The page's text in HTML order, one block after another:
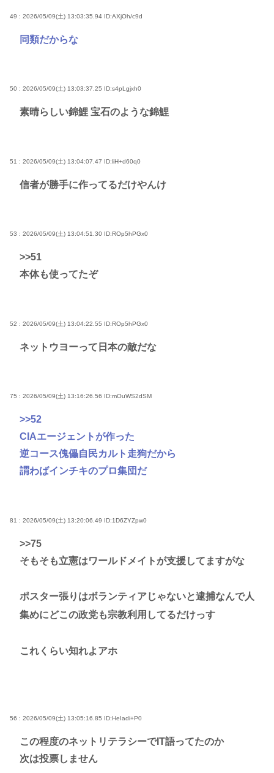
49 : 2026/05/09(土) 13:03:35.94 ID:AXjOh/c9d
同類だからな
50 : 2026/05/09(土) 13:03:37.25 ID:s4pLgjxh0
素晴らしい錦鯉 宝石のような錦鯉
51 : 2026/05/09(土) 13:04:07.47 ID:liH+d60q0
信者が勝手に作ってるだけやんけ
53 : 2026/05/09(土) 13:04:51.30 ID:ROp5hPGx0
>>51
本体も使ってたぞ
52 : 2026/05/09(土) 13:04:22.55 ID:ROp5hPGx0
ネットウヨーって日本の敵だな
75 : 2026/05/09(土) 13:16:26.56 ID:mOuWS2dSM
>>52
CIAエージェントが作った
逆コース傀儡自民カルト走狗だから
謂わばインチキのプロ集団だ
81 : 2026/05/09(土) 13:20:06.49 ID:1D6ZYZpw0
>>75
そもそも立憲はワールドメイトが支援してますがな
ポスター張りはボランティアじゃないと逮捕なんで人
集めにどこの政党も宗教利用してるだけっす
これくらい知れよアホ
56 : 2026/05/09(土) 13:05:16.85 ID:HeIadi+P0
この程度のネットリテラシーでIT語ってたのか
次は投票しません